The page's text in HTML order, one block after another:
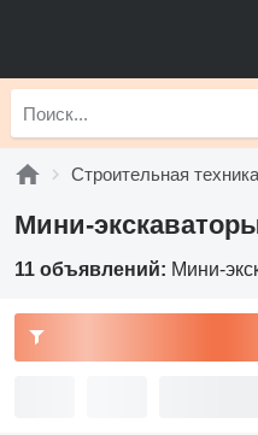
Строительная техника
Мини-
11 объявлений: Мини-